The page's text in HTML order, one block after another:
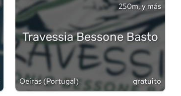
250m, y más
Travessia Bessone Basto
Oeiras (Portugal) gratuito